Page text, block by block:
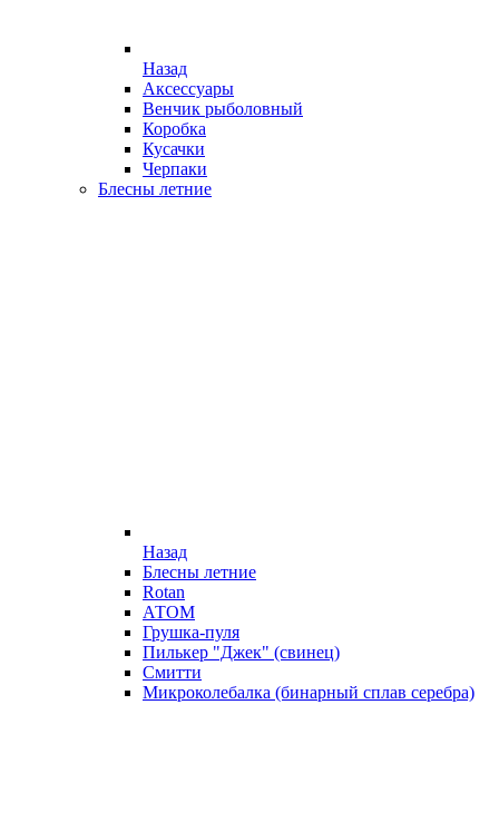
Назад
Аксессуары
Венчик рыболовный
Коробка
Кусачки
Черпаки
Блесны летние
Назад
Блесны летние
Rotan
АТОМ
Грушка-пуля
Пилькер "Джек" (свинец)
Смитти
Микроколебалка (бинарный сплав серебра)